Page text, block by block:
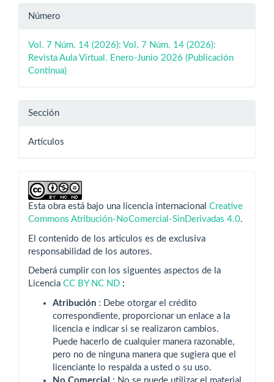
Número
Vol. 7 Núm. 14 (2026): Vol. 7 Núm. 14 (2026):
Revista Aula Virtual. Enero-Junio 2026 (Publicación
Continua)
Sección
Artículos
Esta obra está bajo una licencia internacional Creative
Commons Atribución-NoComercial-SinDerivadas 4.0.
El contenido de los articulos es de exclusiva
responsabilidad de los autores.
Deberá cumplir con los siguentes aspectos de la
Licencia CC BY NC ND :
Atribución : Debe otorgar el crédito
correspondiente, proporcionar un enlace a la
licencia e indicar si se realizaron cambios.
Puede hacerlo de cualquier manera razonable,
pero no de ninguna manera que sugiera que el
licenciante lo respalda a usted o su uso.
No Comercial
: No se puede utilizar el material